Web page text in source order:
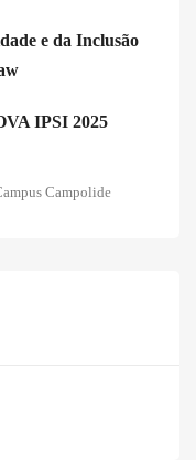
e da Inclusão
IPSI 2025
Campolide